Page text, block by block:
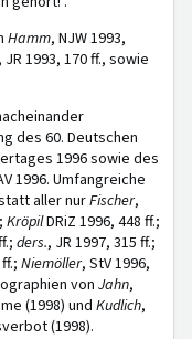
Hamm, NJW 1993,
JR 1993, 170 ff., sowie
des 60. Deutschen
1996 sowie des
1996. Umfangreiche
aller nurFischer,
KröpilDRiZ 1996, 448 ff.;
ders., JR 1997, 315 ff.;
Niemöller, StV 1996,
von Jahn,
(1998) und Kudlich,
(1998).